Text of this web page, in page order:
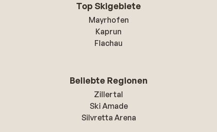
Top Skigebiete
Mayrhofen
Kaprun
Flachau
Beliebte Regionen
Zillertal
Ski Amade
Silvretta Arena